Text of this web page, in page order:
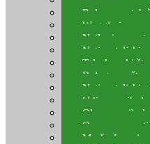
Role za match
Waggleri za
Najloni za
Natjecateljski
Teleskopski
Bolognese
Natjecateljski
Udice za ribolov
Olovo za ribolov
Oprema za
Mreže čuvarice